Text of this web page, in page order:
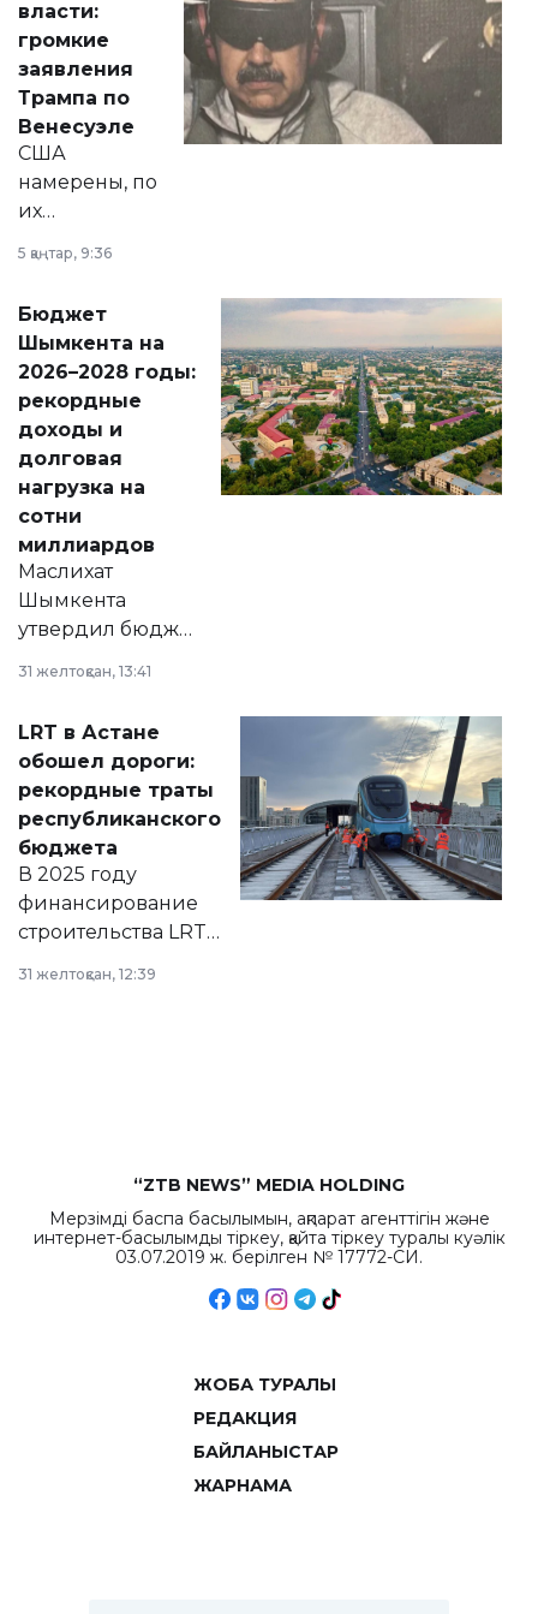
реформах до
вопросов армии,
экономики и
личного здоровья.
власти:
громкие
заявления
Трампа по
Венесуэле
США
намерены, по
их
принести
народу
Венесуэлы.
5 қаңтар, 9:36
Бюджет
Шымкента на
2026–2028 годы:
рекордные
доходы и
долговая
нагрузка на
сотни
миллиардов
Маслихат
Шымкента
утвердил бюджет
2028 годы.
документ
появился в базе
нормативных
правовых актов и
на сайте маслихат
города.
31 желтоқсан, 13:41
LRT в Астане
обошел дороги:
рекордные траты
республиканского
бюджета
В 2025 году
финансирование
строительства LRT
республиканского
31 желтоқсан, 12:39
“ZTB NEWS” MEDIA HOLDING
Мерзімді баспа басылымын, ақпарат агенттігін және
интернет-басылымды тіркеу, қайта тіркеу туралы куәлік
03.07.2019 ж. берілген № 17772-СИ.
ЖОБА ТУРАЛЫ
РЕДАКЦИЯ
БАЙЛАНЫСТАР
ЖАРНАМА